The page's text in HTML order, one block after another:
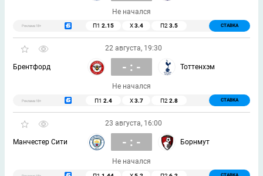
Не начался
Реклама 18+ П1 2.15 Х 3.4 П23.5 СТАВКА
22 августа, 19:30
Брентфорд - : - Тоттенхэм
Не начался
Реклама 18+ П1 2.4 Х 3.7 П2 2.8 СТАВКА
23 августа, 16:00
Манчестер Сити - : - Борнмут
Не начался